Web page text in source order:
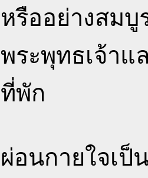
หรืออย่างสม
พระพุทธเจ้าแ
ที่พัก
ผ่อนกายใจเป็